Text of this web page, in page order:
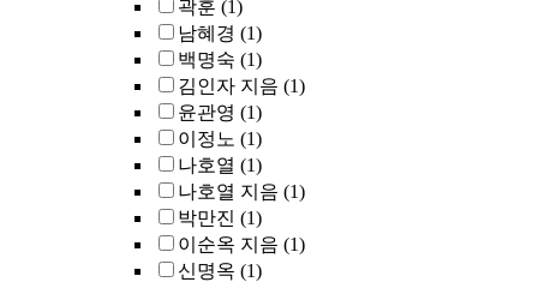
곽훈 (1)
남혜경 (1)
백명숙 (1)
김인자 지음 (1)
윤관영 (1)
이정노 (1)
나호열 (1)
나호열 지음 (1)
박만진 (1)
이순옥 지음 (1)
신명옥 (1)